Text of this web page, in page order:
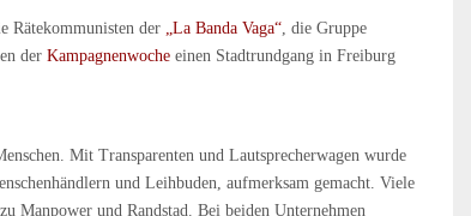
Rätekommunisten der „La Banda Vaga“, die Gruppe
der Kampagnenwoche einen Stadtrundgang in Freiburg
Mit Transparenten und Lautsprecherwagen wurde
und Leihbuden, aufmerksam gemacht. Viele
Manpower und Randstad. Bei beiden Unternehmen